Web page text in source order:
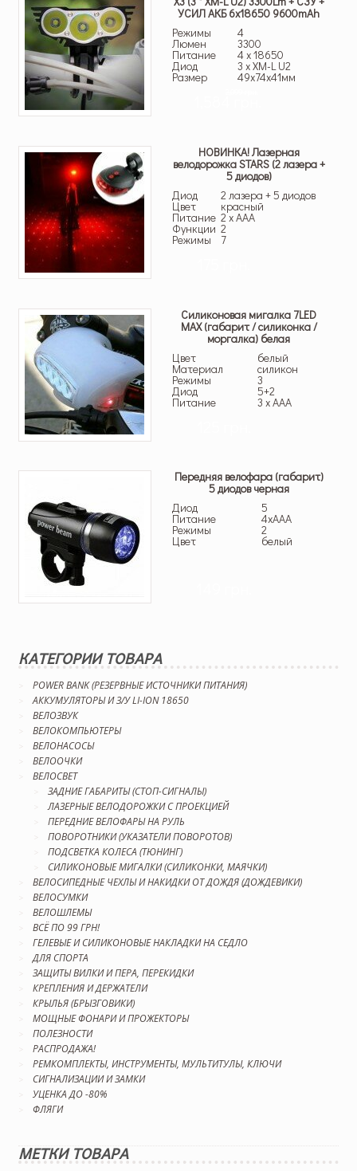
УСИЛ АКБ 6х18650 9600mAh
Режимы
4
Люмен 3300
Питание 4 x 18650
Диод 3 x XM-L U2
Размер 49x74x41мм
НОВИНКА! Лазерная
велодорожка STARS (2 лазера +
5 диодов)
Диод
2 лазера + 5 диодов
Цвет красный
Питание 2 x AAA
Функции 2
Режимы 7
Силиконовая мигалка 7LED
MAX (габарит / силиконка /
моргалка) белая
Цвет
белый
Материал силикон
Режимы 3
Диод 5+2
Питание 3 x AAA
Передняя велофара (габарит)
5 диодов черная
Диод
5
Питание 4xAAA
Режимы 2
Цвет белый
КАТЕГОРИИ ТОВАРА
POWER BANK (РЕЗЕРВНЫЕ ИСТОЧНИКИ ПИТАНИЯ)
АККУМУЛЯТОРЫ И З/У LI-ION 18650
ВЕЛОЗВУК
ВЕЛОКОМПЬЮТЕРЫ
ВЕЛОНАСОСЫ
ВЕЛООЧКИ
ВЕЛОСВЕТ
ЗАДНИЕ ГАБАРИТЫ (СТОП-СИГНАЛЫ)
ЛАЗЕРНЫЕ ВЕЛОДОРОЖКИ С ПРОЕКЦИЕЙ
ПЕРЕДНИЕ ВЕЛОФАРЫ НА РУЛЬ
ПОВОРОТНИКИ (УКАЗАТЕЛИ ПОВОРОТОВ)
ПОДСВЕТКА КОЛЕСА (ТЮНИНГ)
СИЛИКОНОВЫЕ МИГАЛКИ (СИЛИКОНКИ, МАЯЧКИ)
ВЕЛОСИПЕДНЫЕ ЧЕХЛЫ И НАКИДКИ ОТ ДОЖДЯ (ДОЖДЕВИКИ)
ВЕЛОСУМКИ
ВЕЛОШЛЕМЫ
ВСЁ ПО 99 ГРН!
ГЕЛЕВЫЕ И СИЛИКОНОВЫЕ НАКЛАДКИ НА СЕДЛО
ДЛЯ СПОРТА
ЗАЩИТЫ ВИЛКИ И ПЕРА, ПЕРЕКИДКИ
КРЕПЛЕНИЯ И ДЕРЖАТЕЛИ
КРЫЛЬЯ (БРЫЗГОВИКИ)
МОЩНЫЕ ФОНАРИ И ПРОЖЕКТОРЫ
ПОЛЕЗНОСТИ
РАСПРОДАЖА!
РЕМКОМПЛЕКТЫ, ИНСТРУМЕНТЫ, МУЛЬТИТУЛЫ, КЛЮЧИ
СИГНАЛИЗАЦИИ И ЗАМКИ
УЦЕНКА ДО -80%
ФЛЯГИ
МЕТКИ ТОВАРА